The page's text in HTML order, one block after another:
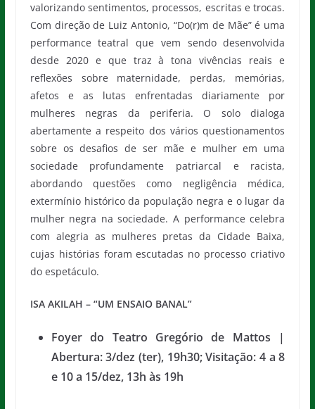
valorizando sentimentos, processos, escritas e trocas.
Com direção de Luiz Antonio, “Do(r)m de Mãe” é uma
performance teatral que vem sendo desenvolvida
desde 2020 e que traz à tona vivências reais e
reflexões sobre maternidade, perdas, memórias,
afetos e as lutas enfrentadas diariamente por
mulheres negras da periferia. O solo dialoga
abertamente a respeito dos vários questionamentos
sobre os desafios de ser mãe e mulher em uma
sociedade profundamente patriarcal e racista,
abordando questões como negligência médica,
extermínio histórico da população negra e o lugar da
mulher negra na sociedade. A performance celebra
com alegria as mulheres pretas da Cidade Baixa,
cujas histórias foram escutadas no processo criativo
do espetáculo.
ISA AKILAH – “UM ENSAIO BANAL”
Foyer do Teatro Gregório de Mattos |
Abertura: 3/dez (ter), 19h30; Visitação: 4 a 8
e 10 a 15/dez, 13h às 19h